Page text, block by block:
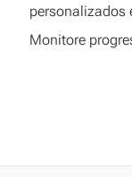
personalizados
Monitore